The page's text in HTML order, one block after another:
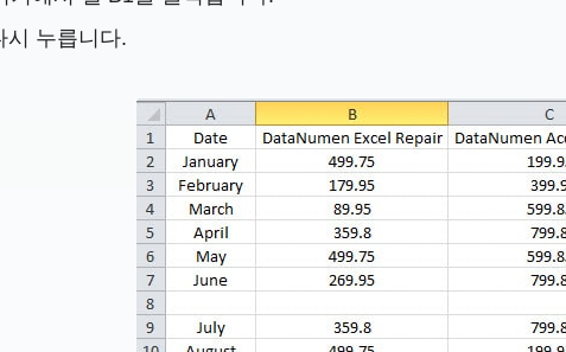
시 누릅니다.